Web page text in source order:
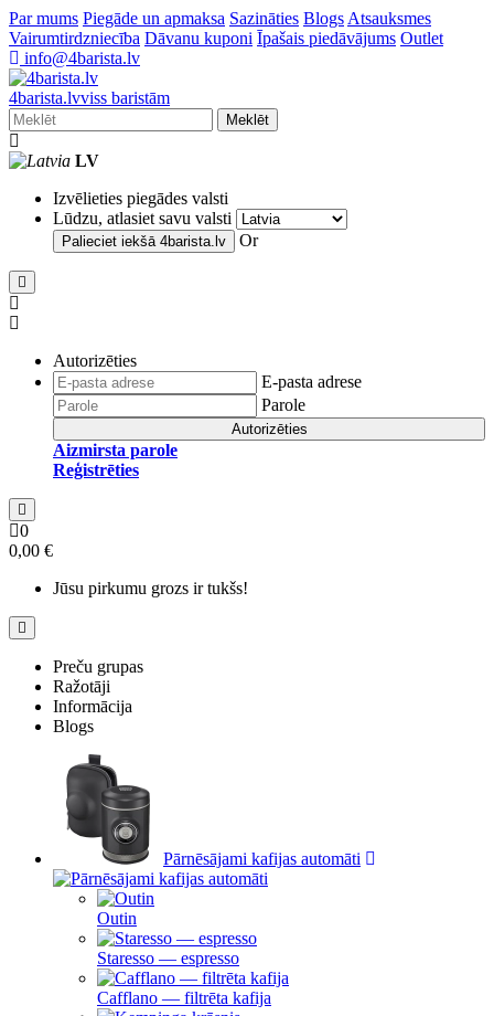
Par mums Piegāde un apmaksa Sazināties Blogs Atsauksmes
Vairumtirdzniecība Dāvanu kuponi Īpašais piedāvājums Outlet
info@4barista.lv
4barista.lvviss baristām
Meklēt
LV
Izvēlieties piegādes valsti
Lūdzu, atlasiet savu valsti
Palieciet iekšā 4barista.lv Or
Autorizēties
E-pasta adrese
Parole
Autorizēties
Aizmirsta parole
Reģistrēties
0
0,00 €
Jūsu pirkumu grozs ir tukšs!
Preču grupas
Ražotāji
Informācija
Blogs
Pārnēsājami kafijas automāti
Outin
Staresso — espresso
Cafflano — filtrēta kafija